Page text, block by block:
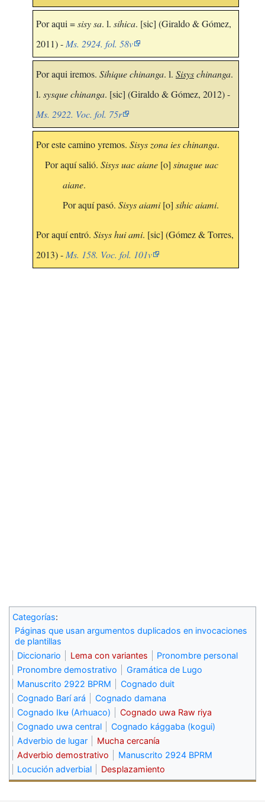
Por aqui =sisy sa. l. sihica. [sic] (Giraldo & Gómez,
2011) - Ms. 2924. fol. 58v
Por aqui iremos. Sihique chinanga. l. Sisyschinanga.
l. sysque chinanga. [sic] (Giraldo & Gómez, 2012) -
Ms. 2922. Voc. fol. 75r
Por este camino yremos. Sisys zona ies chinanga.
Por aquí salió. Sisys uac aiane [o] sinague uac
aiane.
Por aquí pasó. Sisys aiami[o] sihic aiami.
Por aquí entró. Sisys hui ami. [sic] (Gómez & Torres,
2013) - Ms. 158. Voc. fol. 101v
Categorías:
Páginas que usan argumentos duplicados en invocaciones
de plantillas
Diccionario
Lema con variantes
Pronombre personal
Pronombre demostrativo
Gramática de Lugo
Manuscrito 2922 BPRM
Cognado duit
Cognado Barí ará
Cognado damana
Cognado Ikʉ (Arhuaco)
Cognado uwa Raw riya
Cognado uwa central
Cognado kággaba (kogui)
Adverbio de lugar
Mucha cercanía
Adverbio demostrativo
Manuscrito 2924 BPRM
Locución adverbial
Desplazamiento